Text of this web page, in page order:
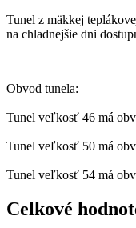
Tunel z mäkkej
na chladnejšie dni
Obvod tunela:
Tunel veľkosť 46 má
Tunel veľkosť 50 má
Tunel veľkosť 54 má
Celkové